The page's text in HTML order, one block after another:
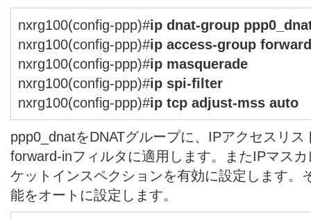
nxrg100(config-ppp)#ip dnat-group
nxrg100(config-ppp)#ip access-group
nxrg100(config-ppp)#ip masquerade
nxrg100(config-ppp)#ip spi-filter
nxrg100(config-ppp)#ip tcp adjust-mss auto
ppp0_dnatをDNATグループに、IPアクセスリ
forward-inフィルタに適用します。またIPマス
ケットインスペクションを有効に設定します。
能をオートに設定します。